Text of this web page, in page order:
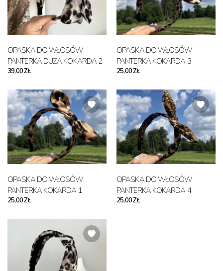
OPASKA DO WŁOSÓW
PANTERKA DUŻA KOKARDA 2
39,00 ZŁ
OPASKA DO WŁOSÓW
PANTERKA KOKARDA 3
25,00 ZŁ
OPASKA DO WŁOSÓW
PANTERKA KOKARDA 1
25,00 ZŁ
OPASKA DO WŁOSÓW
PANTERKA KOKARDA 4
25,00 ZŁ